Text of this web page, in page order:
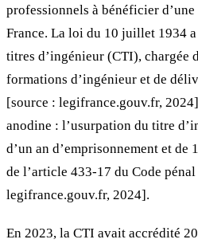
professionnels à bénéficier
France. La loi du 10 juillet 1934
titres d’ingénieur (CTI), chargée
formations d’ingénieur et de
[source : legifrance.gouv.fr,
anodine : l’usurpation du titre
d’un an d’emprisonnement et de
de l’article 433-17 du Code
legifrance.gouv.fr, 2024].
En 2023, la CTI avait accrédité